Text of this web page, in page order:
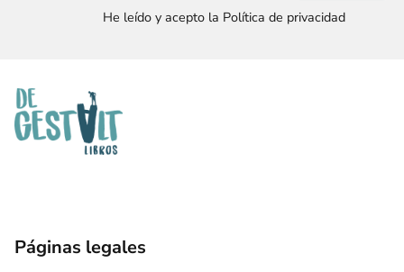
He leído y acepto la Política de privacidad
Páginas legales